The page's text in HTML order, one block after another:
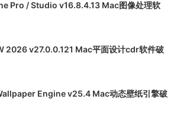
Pro / Studio v16.8.4.13 Mac图像处理软
2026 v27.0.0.121 Mac平面设计cdr软件破
Engine v25.4 Mac动态壁纸引擎破